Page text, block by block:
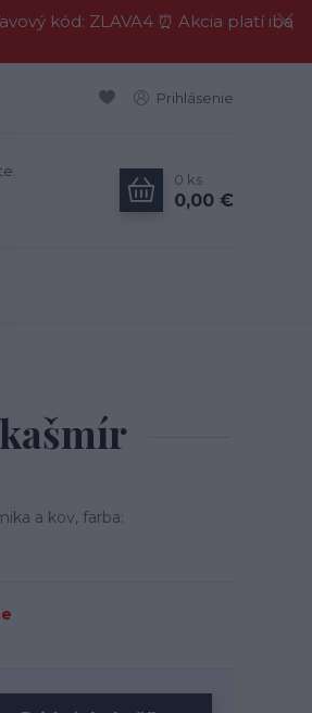
kód: ZLAVA4 ⏰ Akcia platí iba
Prihlásenie
0 ks
0,00 €
a kov, farba: